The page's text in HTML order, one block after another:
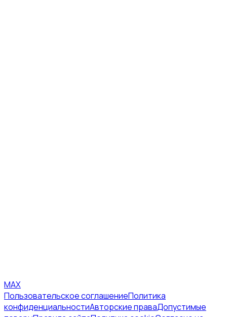
MAX
Пользовательское соглашениеПолитика
конфиденциальностиАвторские праваДопустимые